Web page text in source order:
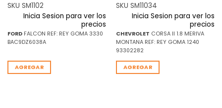
SKU SM1102
Inicia Sesion para ver los
precios
FORDFALCON REF: REY GOMA 3330
BAC9DZ6038A
AGREGAR
SKU SM11034
Inicia Sesion para ver los
precios
CHEVROLET CORSA II 1.8 MERIVA
MONTANA REF: REY GOMA 1240
93302282
AGREGAR